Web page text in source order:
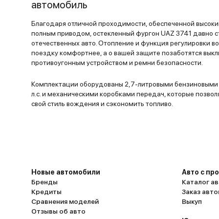
автомобиль
Благодаря отличной проходимости, обеспеченной
полным приводом, остекленный фургон UAZ 3741 давно
отечественных авто. Отопление и функция регулировки
поездку комфортнее, а о вашей защите позаботятся
противоугонным устройством и ремни безопасности.
Комплектации оборудованы 2,7-литровыми
л.с. и механическими коробками передач, которые
свой стиль вождения и сэкономить топливо.
Новые автомобили
Бренды
Кредиты
Сравнения моделей
Отзывы об авто
Авто с
Каталог
Заказ
Выкуп